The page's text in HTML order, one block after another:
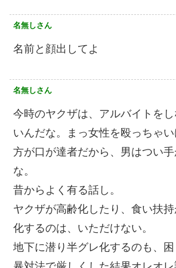
名無しさん
名前と顔出してよ
名無しさん
今時のヤクザは、アルバイトを
いんだな。まっ女性を殴っちゃ
方が口が達者だから、男はつい手
な。
昔からよく有る話し。
ヤクザが高齢化したり、食い扶
化するのは、いただけない。
地下に潜り半グレ化するのも、困